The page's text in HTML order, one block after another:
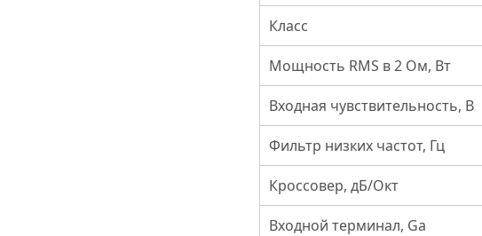
Класс
Мощность RMS в 2 Ом, Вт
Входная чувствительность, В
Фильтр низких частот, Гц
Кроссовер, дБ/Окт
Входной терминал, Ga